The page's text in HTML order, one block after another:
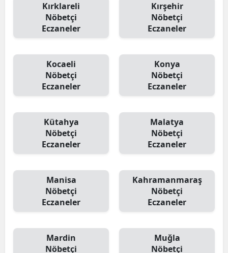
Kırklareli
Nöbetçi
Eczaneler
Kırşehir
Nöbetçi
Eczaneler
Kocaeli
Nöbetçi
Eczaneler
Konya
Nöbetçi
Eczaneler
Kütahya
Nöbetçi
Eczaneler
Malatya
Nöbetçi
Eczaneler
Manisa
Nöbetçi
Eczaneler
Kahramanmaraş
Nöbetçi
Eczaneler
Mardin
Nöbetçi
Muğla
Nöbetçi